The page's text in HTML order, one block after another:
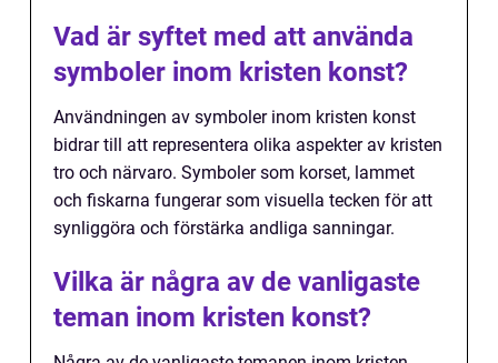
Vad är syftet med att använda
symboler inom kristen konst?
Användningen av symboler inom kristen konst
bidrar till att representera olika aspekter av kristen
tro och närvaro. Symboler som korset, lammet
och fiskarna fungerar som visuella tecken för att
synliggöra och förstärka andliga sanningar.
Vilka är några av de vanligaste
teman inom kristen konst?